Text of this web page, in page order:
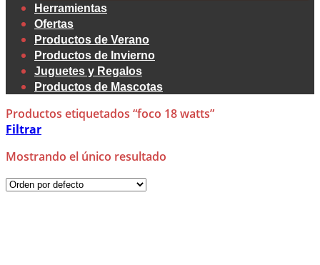
Herramientas
Ofertas
Productos de Verano
Productos de Invierno
Juguetes y Regalos
Productos de Mascotas
Productos etiquetados “foco 18 watts”
Filtrar
Mostrando el único resultado